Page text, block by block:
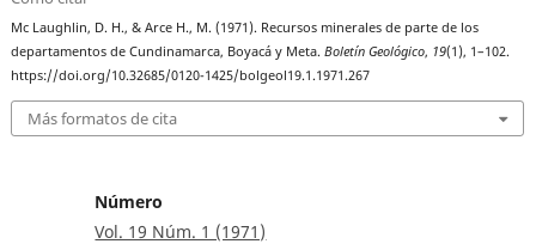
Mc Laughlin, D. H., & Arce H., M. (1971). Recursos minerales de parte de los
departamentos de Cundinamarca, Boyacá y Meta.Boletín Geológico, 19(1), 1–102.
https://doi.org/10.32685/0120-1425/bolgeol19.1.1971.267
Más formatos de cita
Número
Vol. 19 Núm. 1 (1971)